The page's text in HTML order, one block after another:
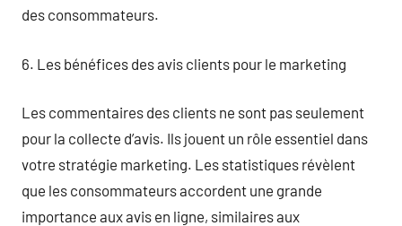
des consommateurs.
6. Les bénéfices des avis clients pour le marketing
Les commentaires des clients ne sont pas seulement
pour la collecte d’avis. Ils jouent un rôle essentiel dans
votre stratégie marketing. Les statistiques révèlent
que les consommateurs accordent une grande
importance aux avis en ligne, similaires aux